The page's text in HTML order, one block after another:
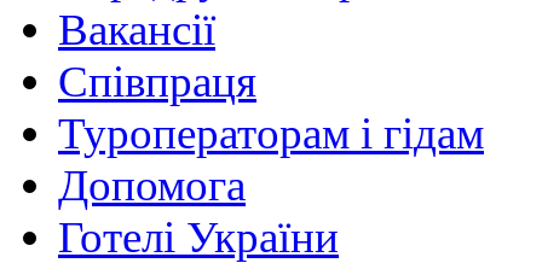
Вакансії
Співпраця
Туроператорам і гідам
Допомога
Готелі України